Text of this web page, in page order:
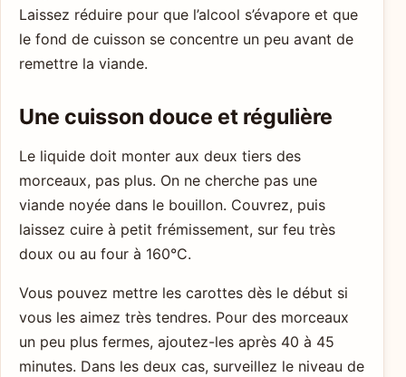
Laissez réduire pour que l’alcool s’évapore et que
le fond de cuisson se concentre un peu avant de
remettre la viande.
Une cuisson douce et régulière
Le liquide doit monter aux deux tiers des
morceaux, pas plus. On ne cherche pas une
viande noyée dans le bouillon. Couvrez, puis
laissez cuire à petit frémissement, sur feu très
doux ou au four à 160°C.
Vous pouvez mettre les carottes dès le début si
vous les aimez très tendres. Pour des morceaux
un peu plus fermes, ajoutez-les après 40 à 45
minutes. Dans les deux cas, surveillez le niveau de